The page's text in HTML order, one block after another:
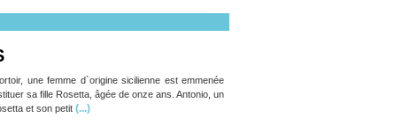
une femme d`origine sicilienne est emmenée
sa fille Rosetta, âgée de onze ans. Antonio, un
et son petit (...)